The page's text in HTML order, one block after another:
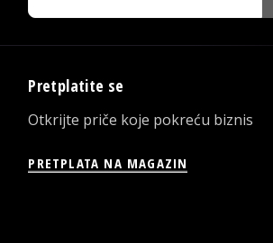
Pretplatite se
Otkrijte priče koje pokreću biznis
PRETPLATA NA MAGAZIN